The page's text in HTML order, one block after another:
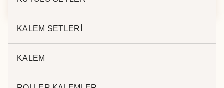
KALEM SETLERİ
KALEM